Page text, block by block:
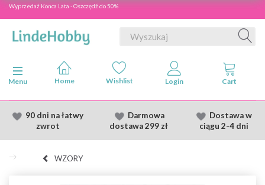
Wyprzedaż Konca Lata - Oszczędź do 50%
Przełącz nawigację
Menu
90 dni na łatwy
zwrot
Darmowa
dostawa299 zł
Dostawaw
ciągu 2-4 dni
WZORY